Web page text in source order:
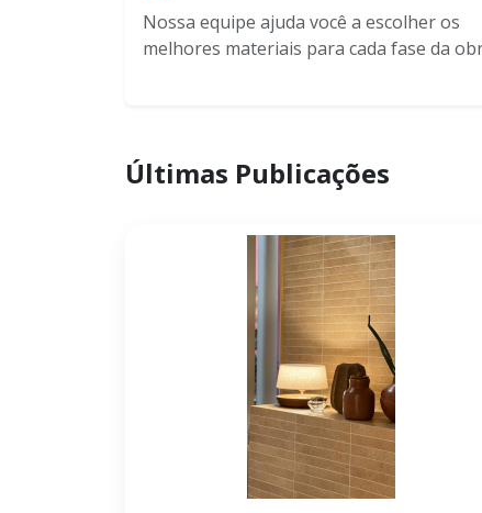
Nossa equipe ajuda você a escolher os
melhores materiais para cada fase da
Últimas Publicações